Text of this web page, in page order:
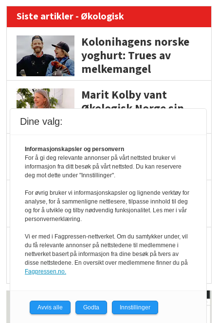
Siste artikler - Økologisk
Kolonihagens norske
yoghurt: Trues av
melkemangel
Marit Kolby vant
Økologisk Norge sin
Blir enklere å velge
økologisk i butikkhylla
Kolonihagen sliter
med å få tak i nok melk
Rapport: Økokundene
er klare! Er markedet
det?
Dine valg:
Informasjonskapsler og personvern
For å gi deg relevante annonser på vårt nettsted bruker vi
informasjon fra ditt besøk på vårt nettsted. Du kan reservere
deg mot dette under "Innstillinger".
For øvrig bruker vi informasjonskapsler og lignende verktøy for
analyse, for å sammenligne nettlesere, tilpasse innhold til deg
og for å utvikle og tilby nødvendig funksjonalitet. Les mer i vår
personvernerklæring.
Vi er med i Fagpressen-nettverket. Om du samtykker under, vil
du få relevante annonser på nettstedene til medlemmene i
nettverket basert på informasjon fra dine besøk på tvers av
disse nettstedene. En oversikt over medlemmene finner du på
Fagpressen.no.
Avvis alle Godta Innstillinger